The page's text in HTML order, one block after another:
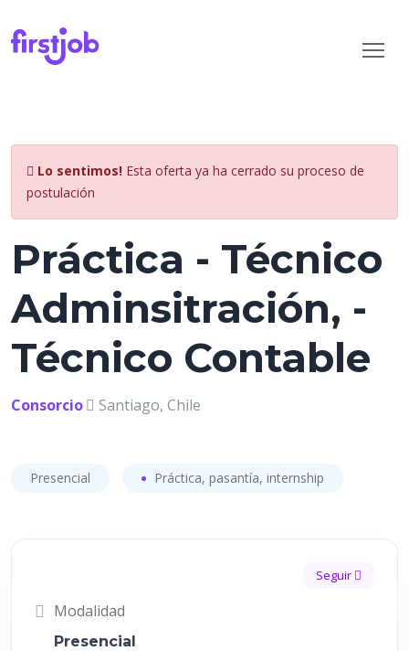
Lo sentimos! Esta oferta ya ha cerrado su proceso de
postulación
Práctica - Técnico
Adminsitración, -
Técnico Contable
Consorcio Santiago, Chile
Presencial Práctica, pasantía, internship
Seguir
Modalidad
Presencial